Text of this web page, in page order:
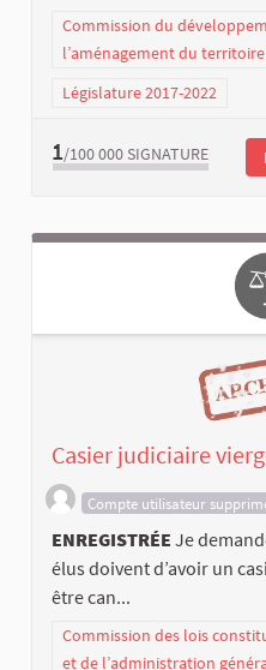
Commission du
l’aménagement du territoire
Législature 2017-2022
1/100 000 SIGNATURE
Casier judiciaire
Compte utilisateur
ENREGISTRÉE Je
élus doivent d’avoir un
être can...
Commission des lois
et de l’administration